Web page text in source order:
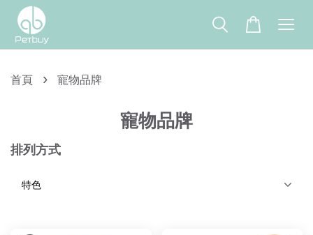
首頁 › 寵物品牌
寵物品牌
排列方式